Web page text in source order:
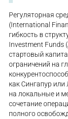
Регуляторная
(International
гибкость в
Investment Funds
стартовый
ограничений на
как Сингапур
на локальные и
сочетание
полного